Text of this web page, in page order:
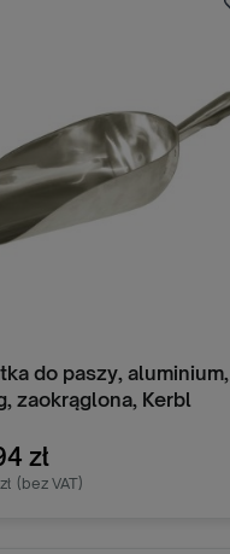
do paszy, aluminium,
zaokrąglona, Kerbl
zł
(bez VAT)